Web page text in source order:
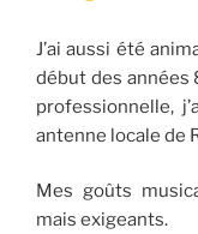
J’ai aussi été
début des années
professionnelle,
antenne locale de
Mes goûts
mais exigeants.